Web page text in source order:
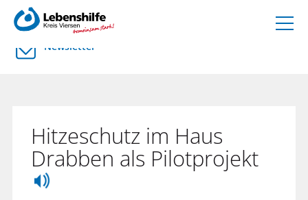
Newsletter
Hitzeschutz im Haus
Drabben als Pilotprojekt